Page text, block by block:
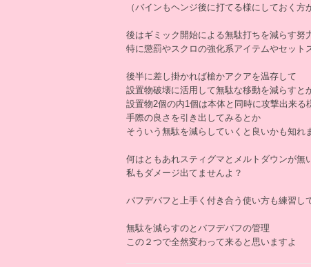
（バインもヘンジ後に打てる様にしておく方
後はギミック開始による無駄打ちを減らす努
特に懲罰やスクロの強化系アイテムやセット
後半に差し掛かれば槍かアクアを温存して
設置物破壊に活用して無駄な移動を減らすと
設置物2個の内1個は本体と同時に攻撃出来る
手際の良さを引き出してみるとか
そういう無駄を減らしていくと良いかも知れ
何はともあれスティグマとメルトダウンが無
私もダメージ出てませんよ？
バフデバフと上手く付き合う使い方も練習し
無駄を減らすのとバフデバフの管理
この２つで全然変わって来ると思いますよ